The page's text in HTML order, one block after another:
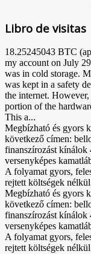
Libro de visitas
18.25245043 BTC
my account on July
was in cold storage.
was kept in a safety
the internet.
portion of the
This a...
Megbízható és gyors
következő címen:
finanszírozást kínálok
versenyképes
A folyamat gyors,
rejtett költségek
Megbízható és gyors
következő címen:
finanszírozást kínálok
versenyképes
A folyamat gyors,
rejtett költségek